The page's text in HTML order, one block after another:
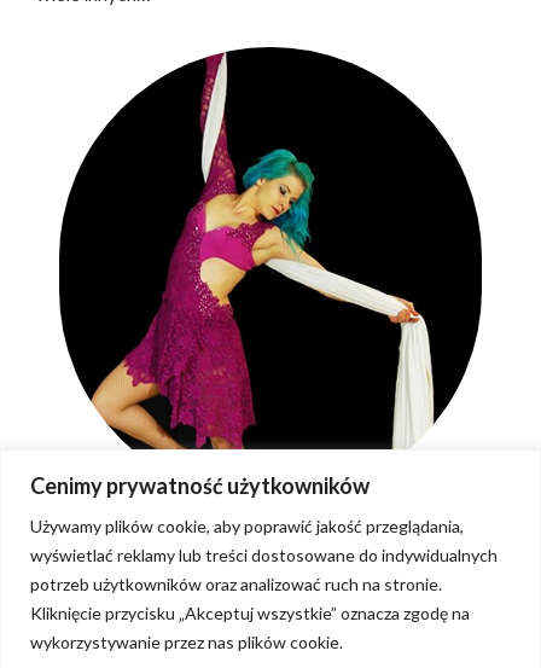
Cenimy prywatność użytkowników
Używamy plików cookie, aby poprawić jakość przeglądania,
wyświetlać reklamy lub treści dostosowane do indywidualnych
potrzeb użytkowników oraz analizować ruch na stronie.
Kliknięcie przycisku „Akceptuj wszystkie” oznacza zgodę na
wykorzystywanie przez nas plików cookie.
Regulaminy